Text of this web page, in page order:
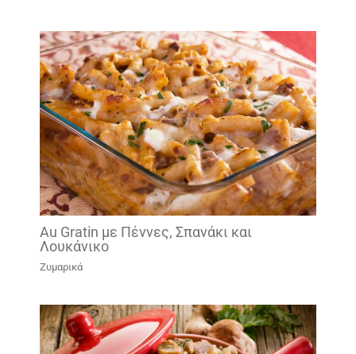
Au Gratin με Πέννες, Σπανάκι και
Λουκάνικο
Ζυμαρικά